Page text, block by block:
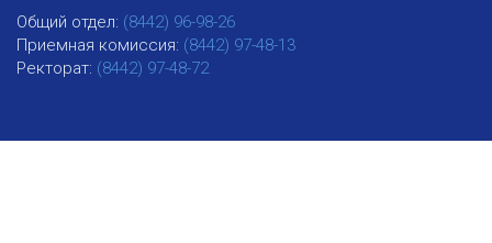
Общий отдел: (8442) 96-98-26
Приемная комиссия: (8442) 97-48-13
Ректорат: (8442) 97-48-72